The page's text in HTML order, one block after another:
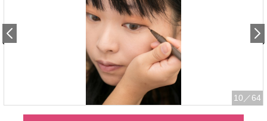
10 ／64